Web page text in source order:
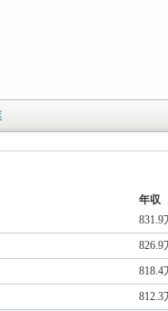
年収
831.9
826.9
818.4
812.3